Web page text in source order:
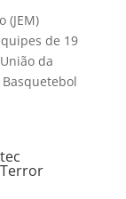
(JEM)
de 19
da